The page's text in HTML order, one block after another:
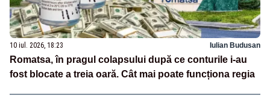
10 iul. 2026, 18:23 Iulian Budusan
Romatsa, în pragul colapsului după ce conturile i-au
fost blocate a treia oară. Cât mai poate funcționa regia